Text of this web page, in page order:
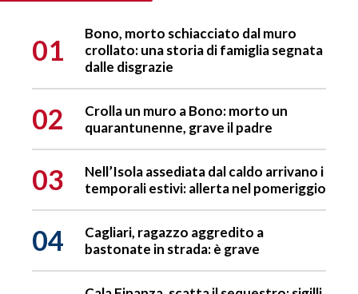
01
Bono, morto schiacciato dal muro
crollato: una storia di famiglia segnata
dalle disgrazie
02
Crolla un muro a Bono: morto un
quarantunenne, grave il padre
03
Nell’Isola assediata dal caldo arrivano i
temporali estivi: allerta nel pomeriggio
04
Cagliari, ragazzo aggredito a
bastonate in strada: è grave